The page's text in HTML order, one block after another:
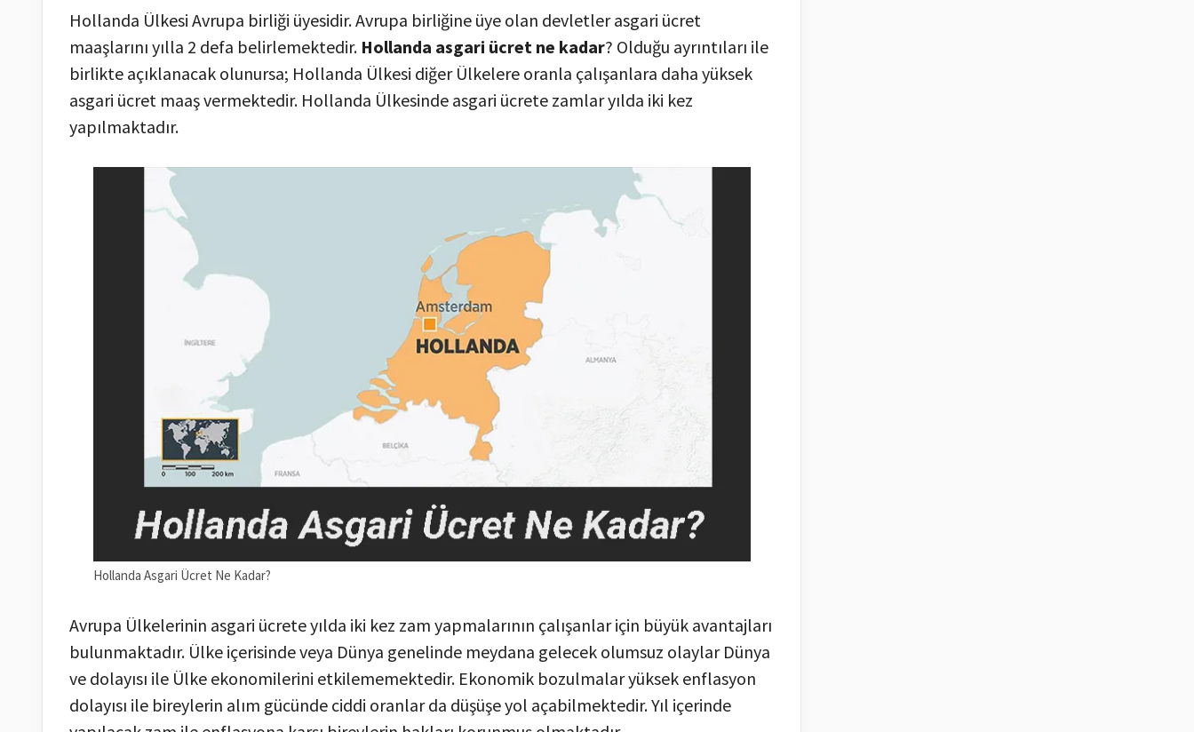
Hollanda Ülkesi Avrupa birliği üyesidir. Avrupa birliğine üye olan devletler asgari ücret
maaşlarını yılla 2 defa belirlemektedir. Hollanda asgari ücret ne kadar? Olduğu ayrıntıları ile
birlikte açıklanacak olunursa; Hollanda Ülkesi diğer Ülkelere oranla çalışanlara daha yüksek
asgari ücret maaş vermektedir. Hollanda Ülkesinde asgari ücrete zamlar yılda iki kez
yapılmaktadır.
Hollanda Asgari Ücret Ne Kadar?
Avrupa Ülkelerinin asgari ücrete yılda iki kez zam yapmalarının çalışanlar için büyük avantajları
bulunmaktadır. Ülke içerisinde veya Dünya genelinde meydana gelecek olumsuz olaylar Dünya
ve dolayısı ile Ülke ekonomilerini etkilememektedir. Ekonomik bozulmalar yüksek enflasyon
dolayısı ile bireylerin alım gücünde ciddi oranlar da düşüşe yol açabilmektedir. Yıl içerinde